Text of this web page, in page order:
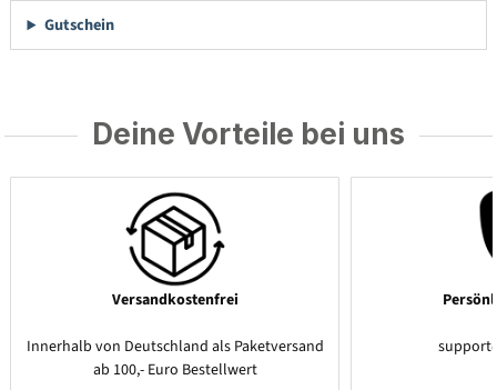
Gutschein
Deine Vorteile bei uns
Versandkostenfrei
Innerhalb von Deutschland als Paketversand
ab 100,- Euro Bestellwert